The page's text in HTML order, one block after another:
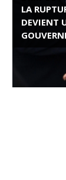
LA
DEVIENT
ROSE